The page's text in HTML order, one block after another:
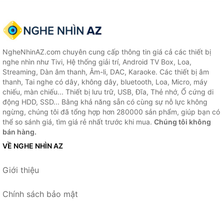
NgheNhinAZ.com chuyên cung cấp thông tin giá cả các thiết bị
nghe nhìn như Tivi, Hệ thống giải trí, Android TV Box, Loa,
Streaming, Dàn âm thanh, Âm-li, DAC, Karaoke. Các thiết bị âm
thanh, Tai nghe có dây, không dây, bluetooth, Loa, Micro, máy
chiếu, màn chiếu... Thiết bị lưu trữ, USB, Đĩa, Thẻ nhớ, Ổ cứng di
động HDD, SSD... Bằng khả năng sẵn có cùng sự nỗ lực không
ngừng, chúng tôi đã tổng hợp hơn 280000 sản phẩm, giúp bạn có
thể so sánh giá, tìm giá rẻ nhất trước khi mua. Chúng tôi không
bán hàng.
VỀ NGHE NHÌN AZ
Giới thiệu
Chính sách bảo mật